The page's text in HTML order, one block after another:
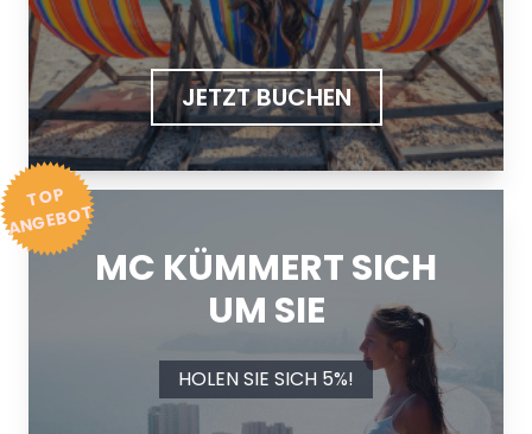
JETZT BUCHEN
T
OP
A
N
GE
B
O
T
MC KÜMMERT SICH
UM SIE
HOLEN SIE SICH 5%!